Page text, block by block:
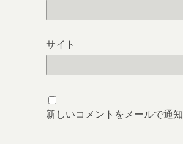
サイト
新しいコメントをメールで通知